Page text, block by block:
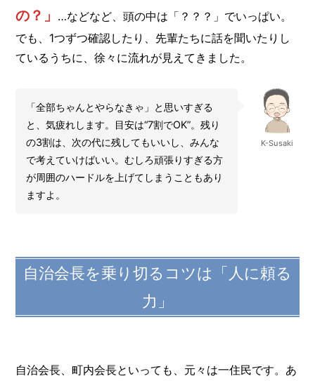
の？」 …などなど、頭の中は「？？？」でいっぱい。
でも、1つずつ確認したり、先輩たちに話を聞いたりし
ているうちに、徐々に流れが見えてきました。
K-Susaki
「全部ちゃんとやらなきゃ」と思いすぎる
と、気疲れします。目安は“7割でOK”。残り
の3割は、次の代に残してもいいし、みんな
で考えていけばいい。むしろ頑張りすぎる方
が周囲のハードルを上げてしまうこともあり
ますよ。
自治会長を乗り切るコツは「人に頼る
力」
自治会長、町内会長といっても、元々は一住民です。あ